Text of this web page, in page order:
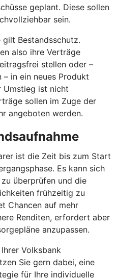
geplant. Diese sollen
sein.
gilt Bestandsschutz.
also ihre Verträge
stellen oder –
in ein neues Produkt
Umstieg ist nicht
sollen im Zuge der
angeboten werden.
ist die Zeit bis zum Start
Es kann sich
überprüfen und die
frühzeitig zu
Chancen auf mehr
Renditen, erfordert aber
anzupassen.
Volksbank
Sie gern dabei, eine
für Ihre individuelle